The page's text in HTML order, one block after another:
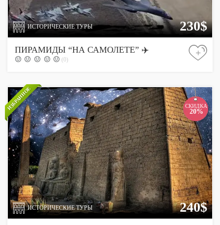
ИСТОРИЧЕСКИЕ ТУРЫ 230$
ПИРАМИДЫ “НА САМОЛЕТЕ” ✈️
(0)
+
ИЗБРАННОЕ СКИДКА
20%
ИСТОРИЧЕСКИЕ ТУРЫ 240$